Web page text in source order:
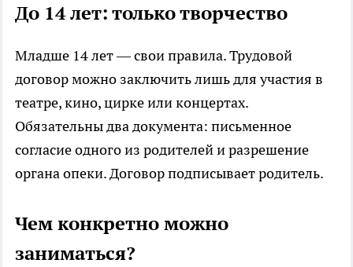
До 14 лет: только творчество
Младше 14 лет — свои правила. Трудовой
договор можно заключить лишь для участия в
театре, кино, цирке или концертах.
Обязательны два документа: письменное
согласие одного из родителей и разрешение
органа опеки. Договор подписывает родитель.
Чем конкретно можно
заниматься?